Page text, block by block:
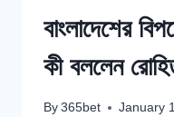
কোহলির
দল?
বাংলাদেশের
কী বললেন
By 365bet January